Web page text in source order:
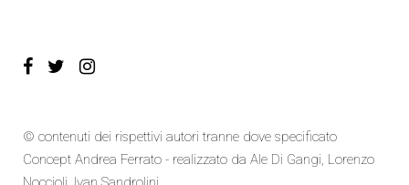
© contenuti dei rispettivi autori tranne dove specificato
Concept Andrea Ferrato - realizzato da Ale Di Gangi, Lorenzo